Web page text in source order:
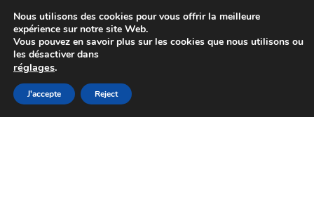
Colissimo livraison à partir de 7 EUR
Du lundi au vendredi de 9 h à 16 h
Aller
à
Aller
au
Nous utilisons des cookies pour vous offrir la meilleure
expérience sur notre site Web.
Vous pouvez en savoir plus sur les cookies que nous utilisons ou
les désactiver dans
réglages.
J'accepte Reject